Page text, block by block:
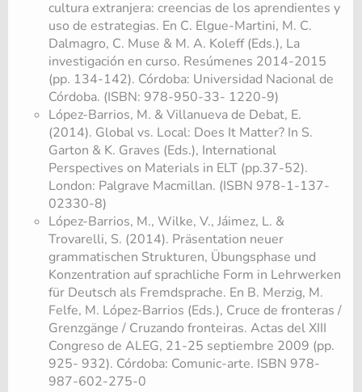
cultura extranjera: creencias de los aprendientes y
uso de estrategias. En C. Elgue-Martini, M. C.
Dalmagro, C. Muse & M. A. Koleff (Eds.), La
investigación en curso. Resúmenes 2014-2015
(pp. 134-142). Córdoba: Universidad Nacional de
Córdoba. (ISBN: 978-950-33- 1220-9)
López-Barrios, M. & Villanueva de Debat, E.
(2014). Global vs. Local: Does It Matter? In S.
Garton & K. Graves (Eds.), International
Perspectives on Materials in ELT (pp.37-52).
London: Palgrave Macmillan. (ISBN 978-1-137-
02330-8)
López-Barrios, M., Wilke, V., Jáimez, L. &
Trovarelli, S. (2014). Präsentation neuer
grammatischen Strukturen, Übungsphase und
Konzentration auf sprachliche Form in Lehrwerken
für Deutsch als Fremdsprache. En B. Merzig, M.
Felfe, M. López-Barrios (Eds.), Cruce de fronteras /
Grenzgänge / Cruzando fronteiras. Actas del XIII
Congreso de ALEG, 21-25 septiembre 2009 (pp.
925- 932). Córdoba: Comunic-arte. ISBN 978-
987-602-275-0